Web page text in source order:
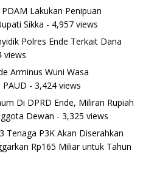
Lakukan Penipuan
Sikka - 4,957 views
Polres Ende Terkait Dana
views
Arminus Wuni Wasa
- 3,424 views
Di DPRD Ende, Miliran Rupiah
Dewan - 3,325 views
Tenaga P3K Akan Diserahkan
Rp165 Miliar untuk Tahun